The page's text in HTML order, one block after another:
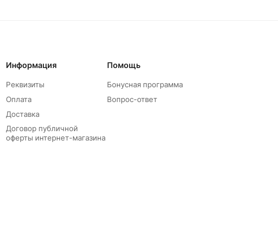
Информация
Реквизиты
Оплата
Доставка
Договор публичной
оферты интернет-магазина
Помощь
Бонусная программа
Вопрос-ответ